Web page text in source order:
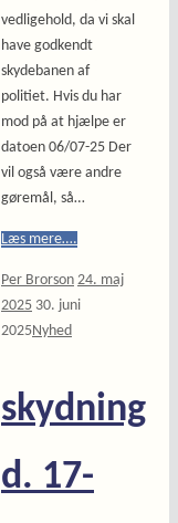
vedligehold, da vi skal
have godkendt
skydebanen af
politiet. Hvis du har
mod på at hjælpe er
datoen 06/07-25 Der
vil også være andre
gøremål, så…
Læs mere….
Per Brorson 24. maj
2025 30. juni
2025Nyhed
skydning
d. 17-